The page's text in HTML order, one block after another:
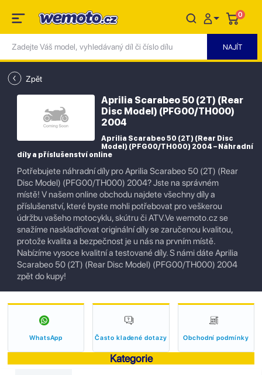
0
Zpět
Aprilia Scarabeo 50 (2T) (Rear
Disc Model) (PFG00/TH000)
2004
Aprilia Scarabeo 50 (2T) (Rear Disc
Model) (PFG00/TH000) 2004 – Náhradní
díly a příslušenství online
Potřebujete náhradní díly pro Aprilia Scarabeo 50 (2T) (Rear
Disc Model) (PFG00/TH000) 2004? Jste na správném
místě! V našem online obchodu najdete všechny díly a
příslušenství, které byste mohli potřebovat pro veškerou
údržbu vašeho motocyklu, skútru či ATV.Ve wemoto.cz se
snažíme naskladňovat originální díly se zaručenou kvalitou,
protože kvalita a bezpečnost je u nás na prvním místě.
Nabízíme vysoce kvalitní a testované díly. S námi dáte Aprilia
Scarabeo 50 (2T) (Rear Disc Model) (PFG00/TH000) 2004
zpět do kupy!
WhatsApp Často kladené dotazy Obchodní podmínky
Kategorie